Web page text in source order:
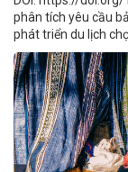
phân tích yêu cầu
phát triển du lịch